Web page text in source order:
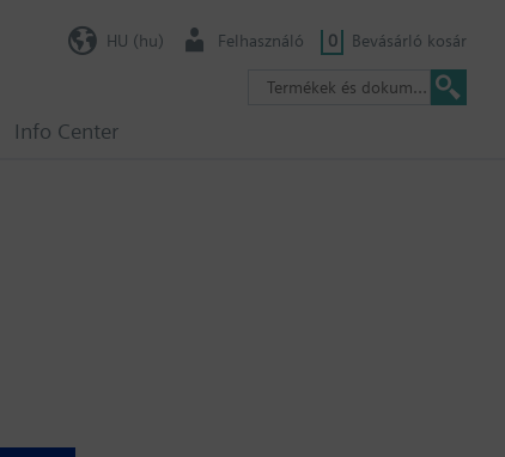
Info Center
HU (hu) Felhasználó 0 Bevásárló kosár